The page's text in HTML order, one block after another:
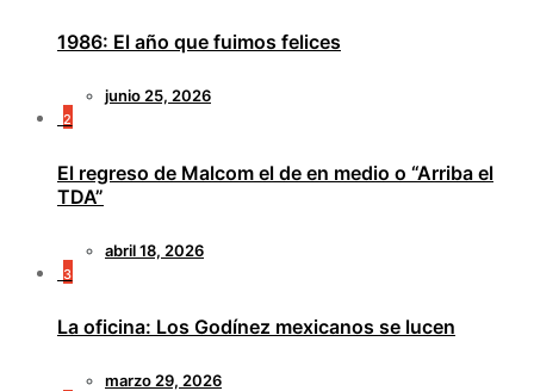
1986: El año que fuimos felices
junio 25, 2026
2
El regreso de Malcom el de en medio o “Arriba el
TDA”
abril 18, 2026
3
La oficina: Los Godínez mexicanos se lucen
marzo 29, 2026